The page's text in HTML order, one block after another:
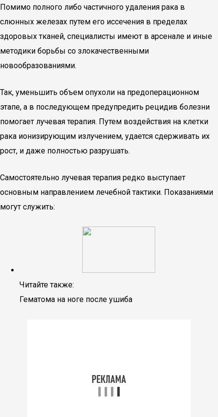
Помимо полного либо частичного удаления рака в
слюнных железах путем его иссечения в пределах
здоровых тканей, специалисты имеют в арсенале и иные
методики борьбы со злокачественными
новообразованиями.
Так, уменьшить объем опухоли на предоперационном
этапе, а в последующем предупредить рецидив болезни
помогает лучевая терапия. Путем воздействия на клетки
рака ионизирующим излучением, удается сдерживать их
рост, и даже полностью разрушать.
Самостоятельно лучевая терапия редко выступает
основным направлением лечебной тактики. Показаниями
могут служить:
Читайте также:
Гематома на ноге после ушиба